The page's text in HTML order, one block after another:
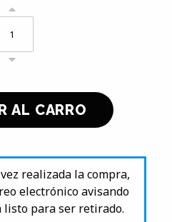
realizada la compra,
electrónico avisando
listo para ser retirado.